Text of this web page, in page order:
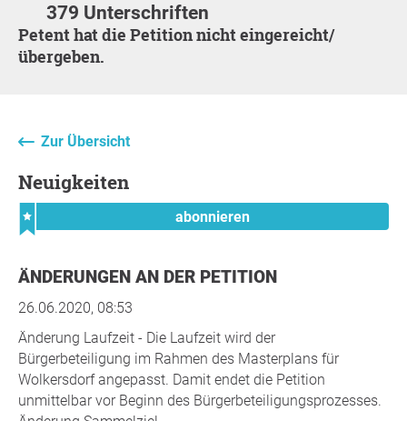
379 Unterschriften
Petent hat die Petition nicht eingereicht/
übergeben.
Zur Übersicht
Neuigkeiten
abonnieren
ÄNDERUNGEN AN DER PETITION
26.06.2020, 08:53
Änderung Laufzeit - Die Laufzeit wird der
Bürgerbeteiligung im Rahmen des Masterplans für
Wolkersdorf angepasst. Damit endet die Petition
unmittelbar vor Beginn des Bürgerbeteiligungsprozesses.